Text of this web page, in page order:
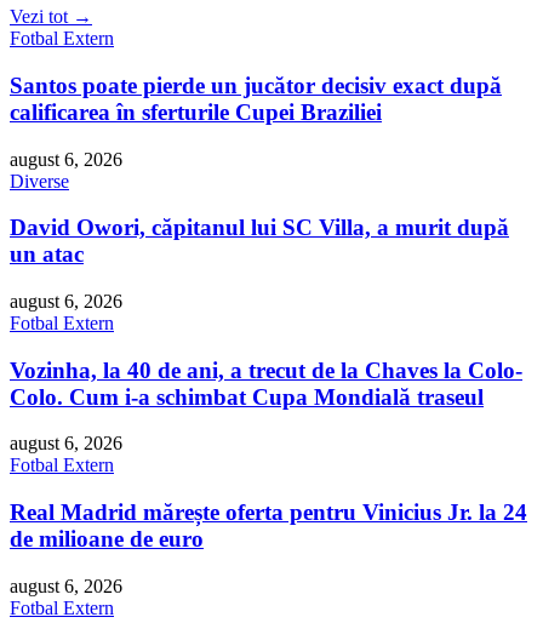
Vezi tot →
Fotbal Extern
Santos poate pierde un jucător decisiv exact după
calificarea în sferturile Cupei Braziliei
august 6, 2026
Diverse
David Owori, căpitanul lui SC Villa, a murit după
un atac
august 6, 2026
Fotbal Extern
Vozinha, la 40 de ani, a trecut de la Chaves la Colo-
Colo. Cum i-a schimbat Cupa Mondială traseul
august 6, 2026
Fotbal Extern
Real Madrid mărește oferta pentru Vinicius Jr. la 24
de milioane de euro
august 6, 2026
Fotbal Extern